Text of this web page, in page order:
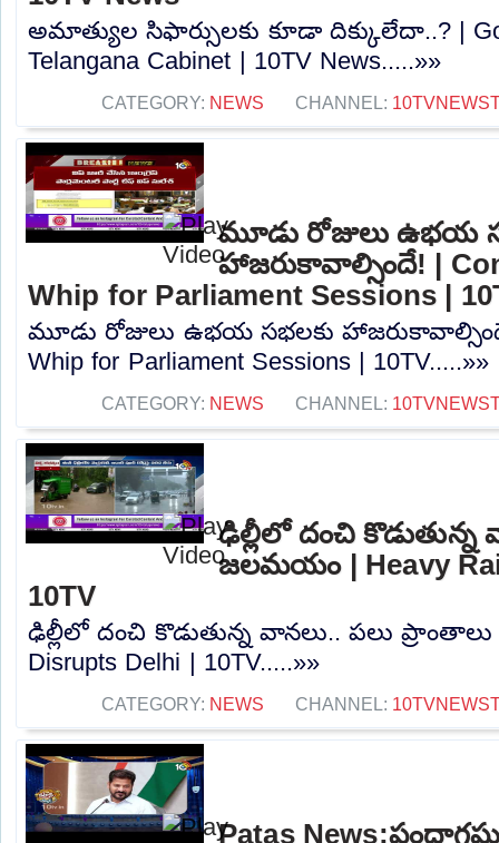
అమాత్యుల సిఫార్సులకు కూడా దిక్కులేదా..? |
Telangana Cabinet | 10TV News.....»»
CATEGORY: NEWS CHANNEL:
మూడు రోజులు ఉభయ
హాజరుకావాల్సిందే! |
Whip for Parliament Sessions |
మూడు రోజులు ఉభయ సభలకు
Whip for Parliament Sessions | 10TV.....»»
CATEGORY: NEWS CHANNEL:
ఢిల్లీలో దంచి కొడుతున్న
జలమయం | Heavy
10TV
ఢిల్లీలో దంచి కొడుతున్న వానలు.. పలు
Disrupts Delhi | 10TV.....»»
CATEGORY: NEWS CHANNEL:
Patas